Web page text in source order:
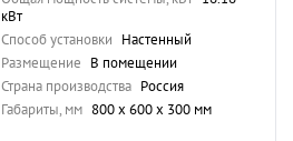
кВт
Способ установки Настенный
Размещение В помещении
Страна производства Россия
Габариты, мм 800 х 600 х 300 мм